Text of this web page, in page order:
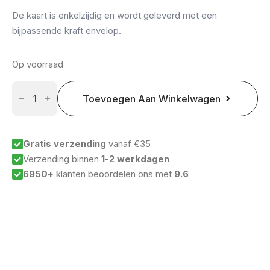
De kaart is enkelzijdig en wordt geleverd met een
bijpassende kraft envelop.
Op voorraad
Kerstkaart:
aantal
Toevoegen Aan Winkelwagen
Gratis verzending vanaf €35
Verzending binnen 1-2 werkdagen
6950+ klanten beoordelen ons met 9.6